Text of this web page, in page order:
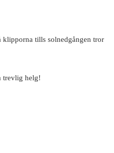
klipporna tills solnedgången tror
trevlig helg!